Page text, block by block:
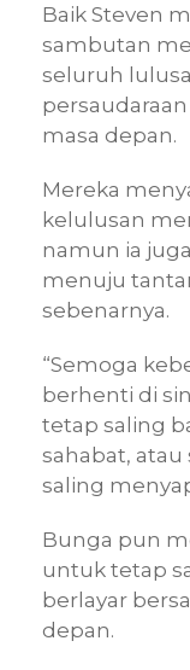
Baik Steven
sambutan
seluruh
masa depan.
Mereka
kelulusan
namun ia
menuju
sebenarnya.
“Semoga
berhenti di
tetap saling
sahabat,
saling
Bunga pun
untuk tetap
berlayar
depan.